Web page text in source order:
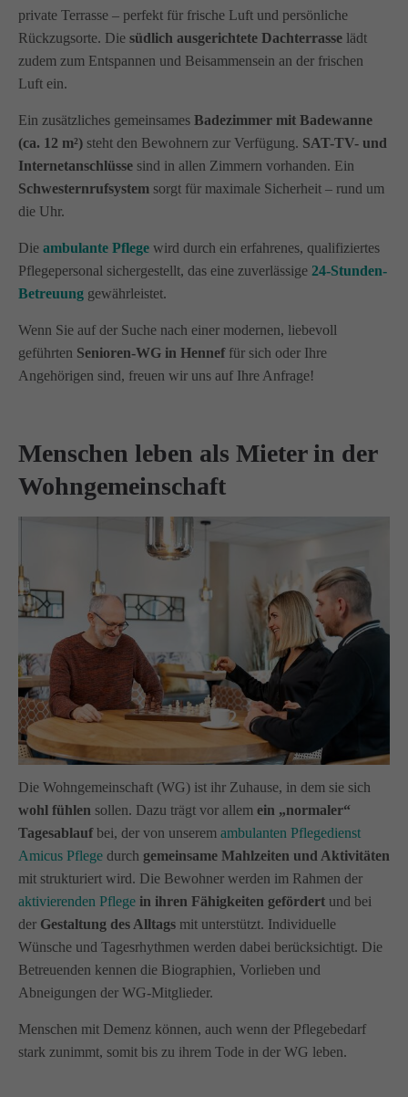
private Terrasse – perfekt für frische Luft und persönliche
Rückzugsorte. Die südlich ausgerichtete Dachterrasse lädt
zudem zum Entspannen und Beisammensein an der frischen
Luft ein.
Ein zusätzliches gemeinsames Badezimmer mit Badewanne
(ca. 12 m²) steht den Bewohnern zur Verfügung. SAT-TV- und
Internetanschlüsse sind in allen Zimmern vorhanden. Ein
Schwesternrufsystem sorgt für maximale Sicherheit – rund um
die Uhr.
Die ambulante Pflege wird durch ein erfahrenes, qualifiziertes
Pflegepersonal sichergestellt, das eine zuverlässige 24-Stunden-
Betreuung gewährleistet.
Wenn Sie auf der Suche nach einer modernen, liebevoll
geführten Senioren-WG in Henneffür sich oder Ihre
Angehörigen sind, freuen wir uns auf Ihre Anfrage!
Menschen leben als Mieter in der
Wohngemeinschaft
Die Wohngemeinschaft (WG) ist ihr Zuhause, in dem sie sich
wohl fühlen sollen. Dazu trägt vor allem ein „normaler“
Tagesablaufbei, der von unserem ambulanten Pflegedienst
Amicus Pflege durch gemeinsame Mahlzeiten und Aktivitäten
mit strukturiert wird. Die Bewohner werden im Rahmen der
aktivierenden Pflege in ihren Fähigkeiten gefördert und bei
der Gestaltung des Alltags mit unterstützt. Individuelle
Wünsche und Tagesrhythmen werden dabei berücksichtigt. Die
Betreuenden kennen die Biographien, Vorlieben und
Abneigungen der WG-Mitglieder.
Menschen mit Demenz können, auch wenn der Pflegebedarf
stark zunimmt, somit bis zu ihrem Tode in der WG leben.